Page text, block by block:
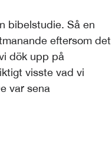
bibelstudie. Så en
eftersom det
dök upp på
visste vad vi
var sena